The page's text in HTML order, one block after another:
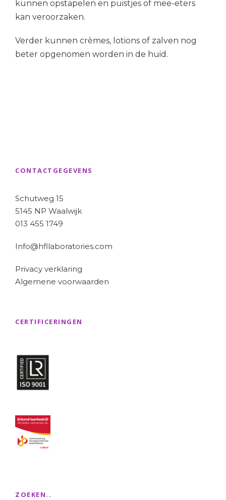
kunnen opstapelen en puistjes of mee-eters
kan veroorzaken.
Verder kunnen crèmes, lotions of zalven nog
beter opgenomen worden in de huid.
CONTACTGEGEVENS
Schutweg 15
5145 NP Waalwijk
013 455 1749
Info@hfllaboratories.com
Privacy verklaring
Algemene voorwaarden
CERTIFICERINGEN
ZOEKEN..